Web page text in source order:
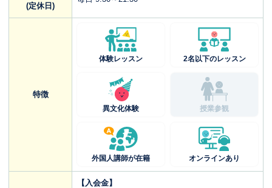
(定休日)
特徴
体験レッスン 2名以下のレッスン
異文化体験 授業参観
外国人講師が在籍 オンラインあり
【入会金】